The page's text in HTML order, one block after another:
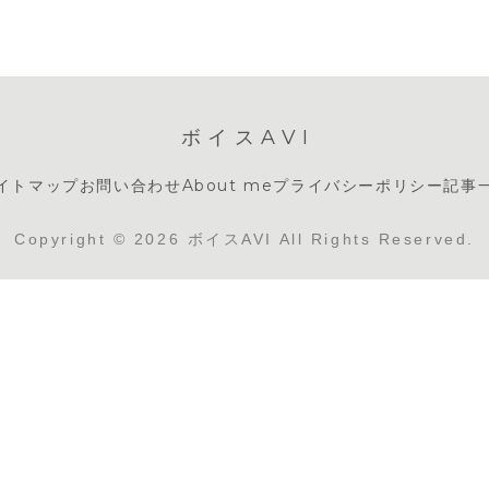
ボイスAVI
トマップお問い合わせAbout meプライバシーポリシー記事
Copyright © 2026 ボイスAVI All Rights Reserved.